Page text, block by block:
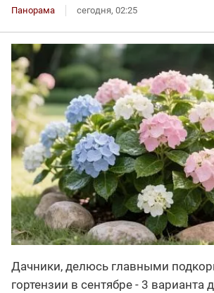
Панорама сегодня, 02:25
Дачники, делюсь главными
гортензии в сентябре - 3 варианта